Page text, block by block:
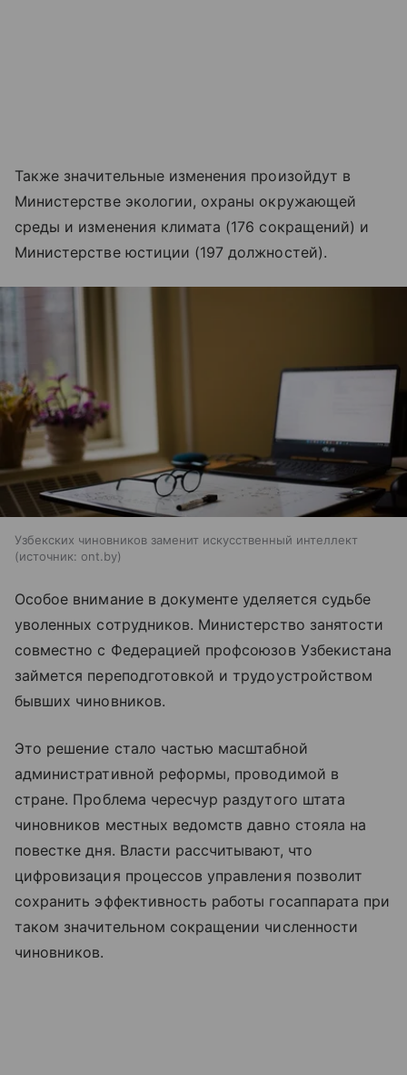
Также значительные изменения произойдут в
Министерстве экологии, охраны окружающей
среды и изменения климата (176 сокращений) и
Министерстве юстиции (197 должностей).
Узбекских чиновников заменит искусственный интеллект
источник: ont.by
Особое внимание в документе уделяется судьбе
уволенных сотрудников. Министерство занятости
совместно с Федерацией профсоюзов Узбекистана
займется переподготовкой и трудоустройством
бывших чиновников.
Это решение стало частью масштабной
административной реформы, проводимой в
стране. Проблема чересчур раздутого штата
чиновников местных ведомств давно стояла на
повестке дня. Власти рассчитывают, что
цифровизация процессов управления позволит
сохранить эффективность работы госаппарата при
таком значительном сокращении численности
чиновников.